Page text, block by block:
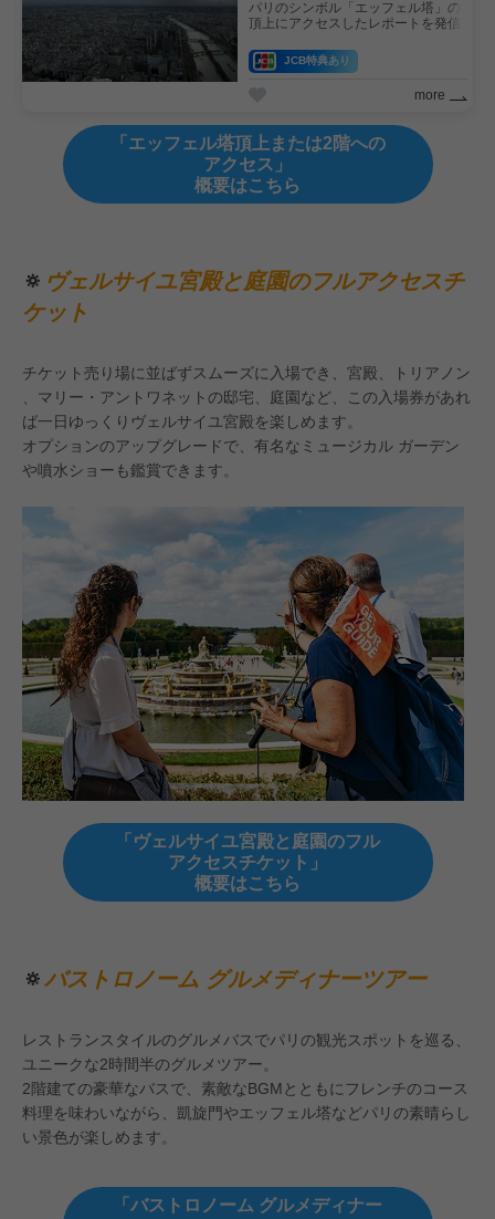
スタッフ体験レポ
パリのシンボル「エッフェル塔」の
頂上にアクセスしたレポートを発信
きます！JCB特典あり
more
「エッフェル塔頂上または2階への
アクセス」
概要はこちら
🔅 ヴェルサイユ宮殿と庭園のフルアクセスチ
ケット
チケット売り場に並ばずスムーズに入場でき、宮殿、トリアノン
、マリー・アントワネットの邸宅、庭園など、この入場券があれ
ば一日ゆっくりヴェルサイユ宮殿を楽しめます。
オプションのアップグレードで、有名なミュージカル ガーデン
や噴水ショーも鑑賞できます。
「ヴェルサイユ宮殿と庭園のフル
アクセスチケット」
概要はこちら
🔅バストロノーム グルメディナーツアー
レストランスタイルのグルメバスでパリの観光スポットを巡る、
ユニークな2時間半のグルメツアー。
2階建ての豪華なバスで、素敵なBGMとともにフレンチのコース
料理を味わいながら、凱旋門やエッフェル塔などパリの素晴らし
い景色が楽しめます。
「バストロノーム グルメディナー